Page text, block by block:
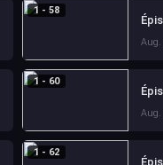
1 - 58
Aug.
1 - 60
Aug.
1 - 62